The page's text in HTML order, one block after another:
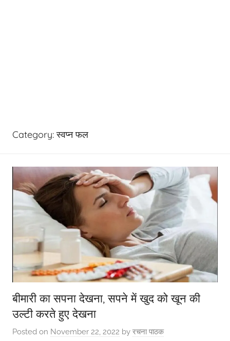
Category:स्वप्न फल
बीमारी का सपना देखना, सपने में खुद को खून की
उल्टी करते हुए देखना
Posted on November 22, 2022 by रचना पाठक